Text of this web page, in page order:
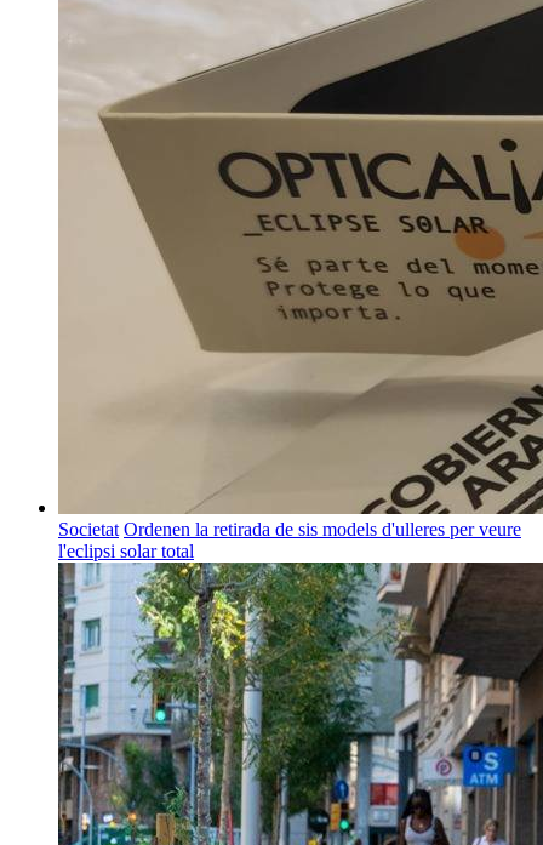
Societat Ordenen la retirada de sis models d'ulleres per veure
l'eclipsi solar total